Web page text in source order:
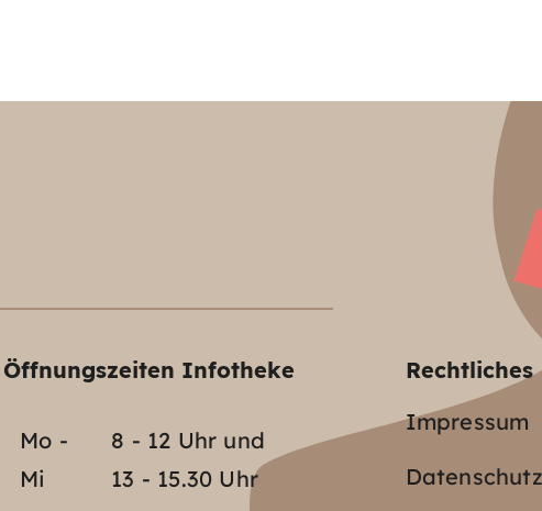
Öffnungszeiten Infotheke
Mo -
Mi
8 - 12 Uhr und
13 - 15.30 Uhr
Rechtliches
Impressum
Datenschutz